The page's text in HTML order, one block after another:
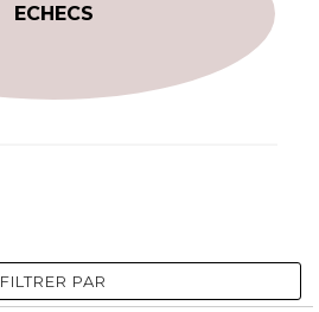
ECHECS
FILTRER PAR